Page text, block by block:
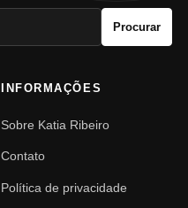
Procurar
INFORMAÇÕES
Sobre Katia Ribeiro
Contato
Política de privacidade